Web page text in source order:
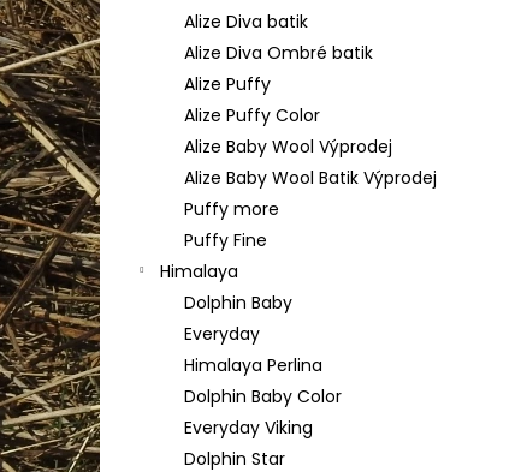
n
e
l
Alize Diva batik
Alize Diva Ombré batik
Alize Puffy
Alize Puffy Color
Alize Baby Wool Výprodej
Alize Baby Wool Batik Výprodej
Puffy more
Puffy Fine
Himalaya
Dolphin Baby
Everyday
Himalaya Perlina
Dolphin Baby Color
Everyday Viking
Dolphin Star
YARNART FLOWERS 274
200 Kč